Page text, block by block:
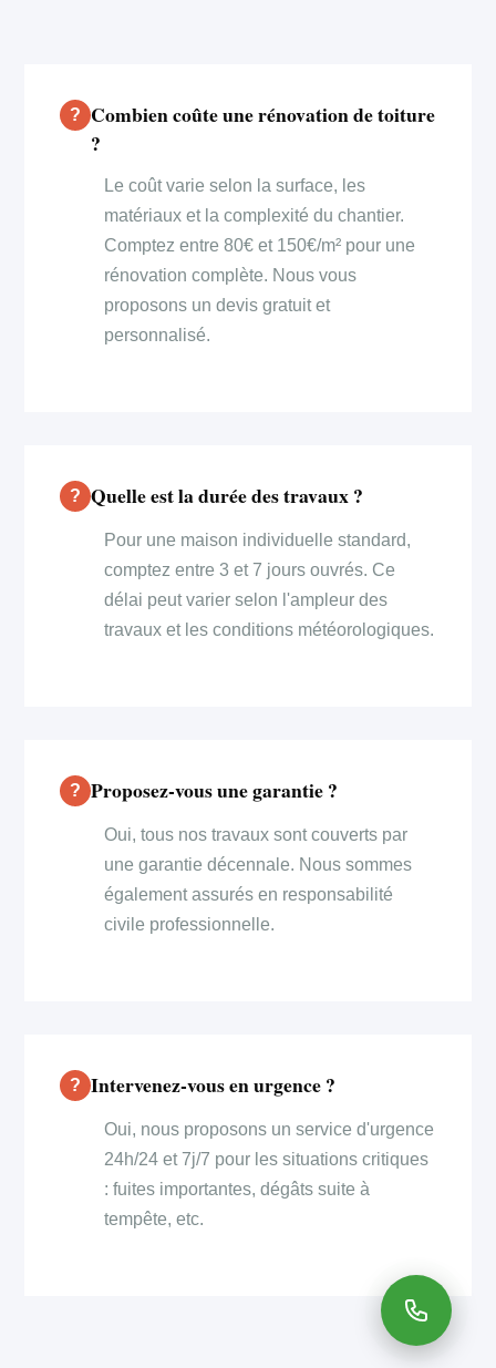
Combien coûte une rénovation de toiture
?
Le coût varie selon la surface, les
matériaux et la complexité du chantier.
Comptez entre 80€ et 150€/m² pour une
rénovation complète. Nous vous
proposons un devis gratuit et
personnalisé.
Quelle est la durée des travaux ?
Pour une maison individuelle standard,
comptez entre 3 et 7 jours ouvrés. Ce
délai peut varier selon l'ampleur des
travaux et les conditions météorologiques.
Proposez-vous une garantie ?
Oui, tous nos travaux sont couverts par
une garantie décennale. Nous sommes
également assurés en responsabilité
civile professionnelle.
Intervenez-vous en urgence ?
Oui, nous proposons un service d'urgence
24h/24 et 7j/7 pour les situations critiques
: fuites importantes, dégâts suite à
tempête, etc.